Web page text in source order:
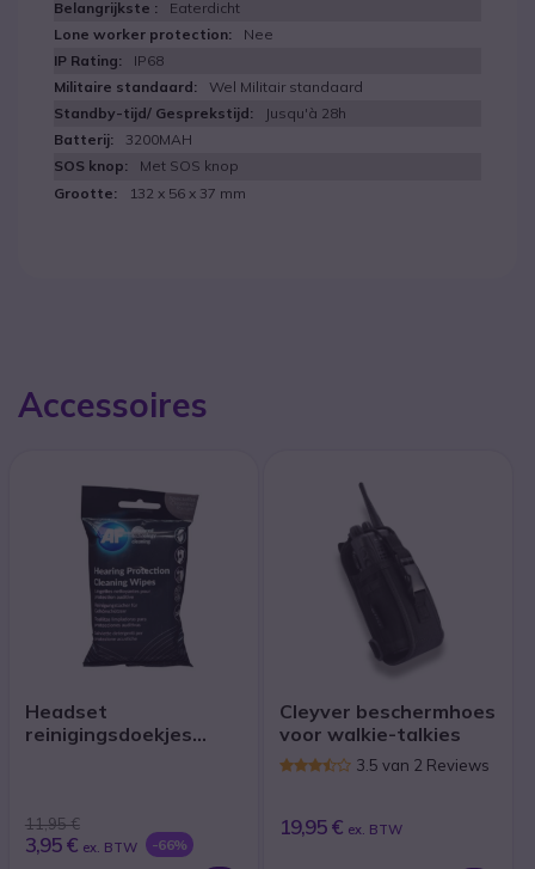
Eaterdicht
Nee
IP68
Wel Militair standaard
Jusqu'à 28h
3200MAH
Met SOS knop
132 x 56 x 37 mm
Accessoires
Headset
reinigingsdoekjes
11,95 €
3,95 € ex. BTW -66%
Cleyver beschermhoes
voor walkie-talkies
3.5 van 2 Reviews
19,95 € ex. BTW